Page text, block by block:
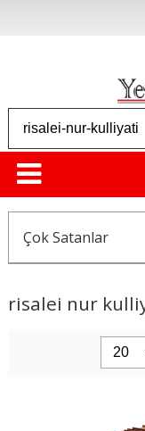
Çok Satanlar
risalei nur